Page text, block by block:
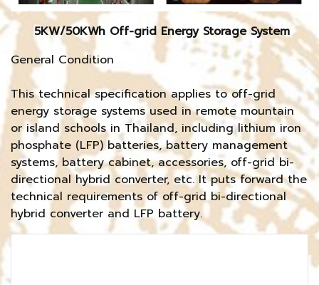
5KW/50KWh Off-grid Energy Storage System
General Condition
This technical specification applies to off-grid
energy storage systems used in remote mountain
or island schools in Thailand, including lithium iron
phosphate (LFP) batteries, battery management
systems, battery cabinet, accessories, off-grid bi-
directional hybrid converter, etc. It puts forward the
technical requirements of off-grid bi-directional
hybrid converter and LFP battery.